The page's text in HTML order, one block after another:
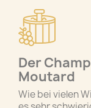
Der
Moutard
Wie bei vielen